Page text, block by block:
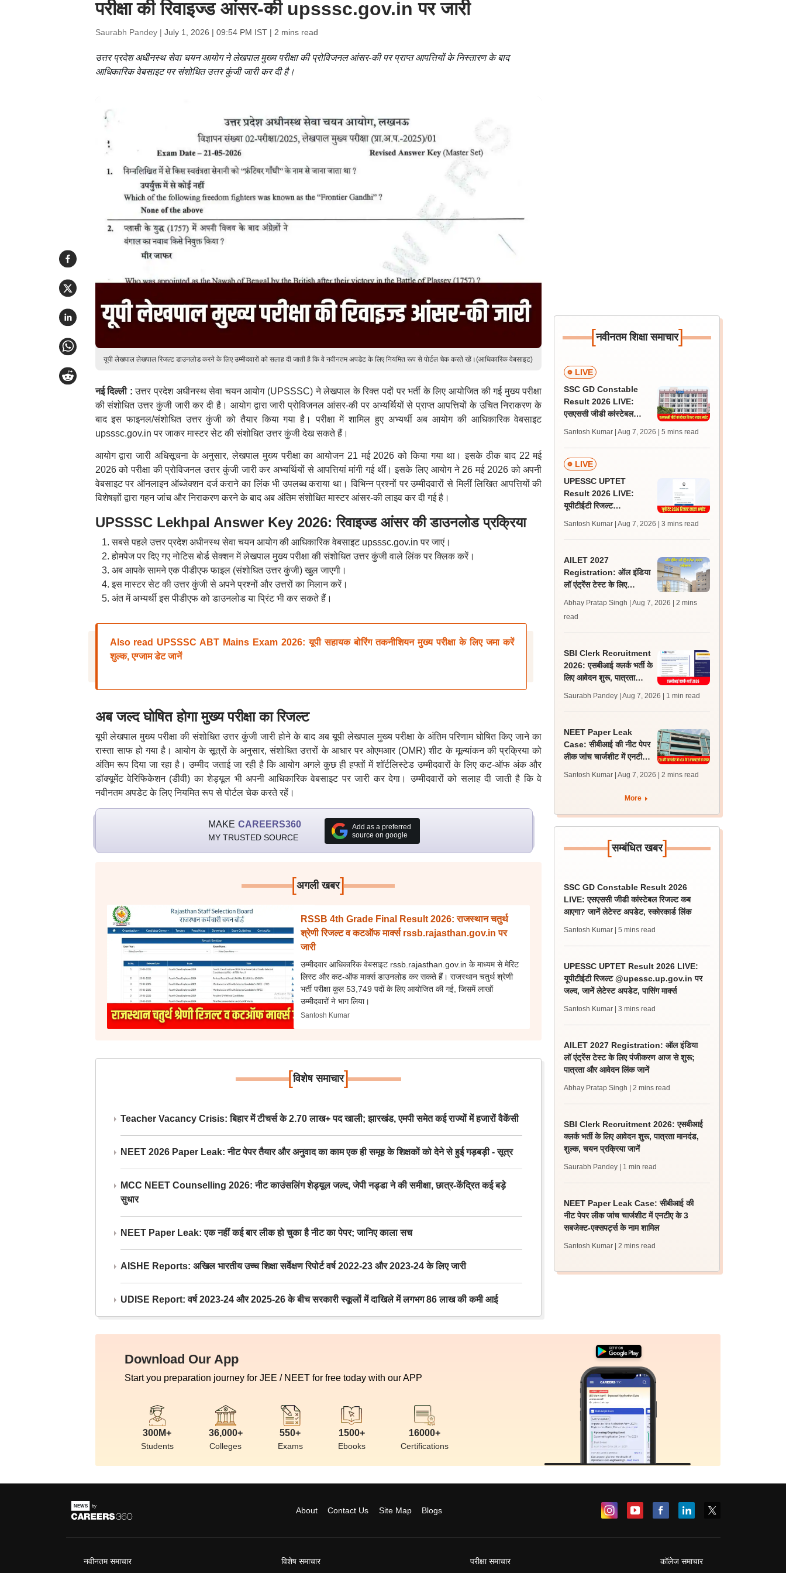
परीक्षा की रिवाइज्ड आंसर-की upsssc.gov.in पर जारी
Saurabh Pandey | July 1, 2026 | 09:54 PM IST| 2 mins read
उत्तर प्रदेश अधीनस्थ सेवा चयन आयोग ने लेखपाल मुख्य परीक्षा की प्रोविजनल आंसर-की पर प्राप्त आपत्तियों के निस्तारण के बाद
आधिकारिक वेबसाइट पर संशोधित उत्तर कुंजी जारी कर दी है।
यूपी लेखपाल लेखपाल रिजल्ट डाउनलोड करने के लिए उम्मीदवारों को सलाह दी जाती है कि वे नवीनतम अपडेट के लिए नियमित रूप से पोर्टल चेक करते रहें।(आधिकारिक वेबसाइट)
नई दिल्ली :उत्तर प्रदेश अधीनस्थ सेवा चयन आयोग (UPSSSC) ने लेखपाल के रिक्त पदों पर भर्ती के लिए आयोजित की गई मुख्य परीक्षा
की संशोधित उत्तर कुंजी जारी कर दी है। आयोग द्वारा जारी प्रोविजनल आंसर-की पर अभ्यर्थियों से प्राप्त आपत्तियों के उचित निराकरण के
बाद इस फाइनल/संशोधित उत्तर कुंजी को तैयार किया गया है। परीक्षा में शामिल हुए अभ्यर्थी अब आयोग की आधिकारिक वेबसाइट
upsssc.gov.in पर जाकर मास्टर सेट की संशोधित उत्तर कुंजी देख सकते हैं।
आयोग द्वारा जारी अधिसूचना के अनुसार, लेखपाल मुख्य परीक्षा का आयोजन 21 मई 2026 को किया गया था। इसके ठीक बाद 22 मई
2026 को परीक्षा की प्रोविजनल उत्तर कुंजी जारी कर अभ्यर्थियों से आपत्तियां मांगी गई थीं। इसके लिए आयोग ने 26 मई 2026 को अपनी
वेबसाइट पर ऑनलाइन ऑब्जेक्शन दर्ज कराने का लिंक भी उपलब्ध कराया था। विभिन्न प्रश्नों पर उम्मीदवारों से मिलीं लिखित आपत्तियों की
विशेषज्ञों द्वारा गहन जांच और निराकरण करने के बाद अब अंतिम संशोधित मास्टर आंसर-की लाइव कर दी गई है।
UPSSSC Lekhpal Answer Key 2026: रिवाइज्ड आंसर की डाउनलोड प्रक्रिया
सबसे पहले उत्तर प्रदेश अधीनस्थ सेवा चयन आयोग की आधिकारिक वेबसाइट upsssc.gov.in पर जाएं।
होमपेज पर दिए गए नोटिस बोर्ड सेक्शन में लेखपाल मुख्य परीक्षा की संशोधित उत्तर कुंजी वाले लिंक पर क्लिक करें।
अब आपके सामने एक पीडीएफ फाइल (संशोधित उत्तर कुंजी) खुल जाएगी।
इस मास्टर सेट की उत्तर कुंजी से अपने प्रश्नों और उत्तरों का मिलान करें।
अंत में अभ्यर्थी इस पीडीएफ को डाउनलोड या प्रिंट भी कर सकते हैं।
Also read UPSSSC ABT Mains Exam 2026: यूपी सहायक बोरिंग तकनीशियन मुख्य परीक्षा के लिए जमा करें
शुल्क, एग्जाम डेट जानें
अब जल्द घोषित होगा मुख्य परीक्षा का रिजल्ट
यूपी लेखपाल मुख्य परीक्षा की संशोधित उत्तर कुंजी जारी होने के बाद अब यूपी लेखपाल मुख्य परीक्षा के अंतिम परिणाम घोषित किए जाने का
रास्ता साफ हो गया है। आयोग के सूत्रों के अनुसार, संशोधित उत्तरों के आधार पर ओएमआर (OMR) शीट के मूल्यांकन की प्रक्रिया को
अंतिम रूप दिया जा रहा है। उम्मीद जताई जा रही है कि आयोग अगले कुछ ही हफ्तों में शॉर्टलिस्टेड उम्मीदवारों के लिए कट-ऑफ अंक और
डॉक्यूमेंट वेरिफिकेशन (डीवी) का शेड्यूल भी अपनी आधिकारिक वेबसाइट पर जारी कर देगा। उम्मीदवारों को सलाह दी जाती है कि वे
नवीनतम अपडेट के लिए नियमित रूप से पोर्टल चेक करते रहें।
MAKE CAREERS360
MY TRUSTED SOURCE
Add as a preferred
source on google
[अगली खबर]
RSSB 4th Grade Final Result 2026: राजस्थान चतुर्थ
श्रेणी रिजल्ट व कटऑफ मार्क्स rssb.rajasthan.gov.in पर
जारी
उम्मीदवार आधिकारिक वेबसाइट rssb.rajasthan.gov.in के माध्यम से मेरिट
लिस्ट और कट-ऑफ मार्क्स डाउनलोड कर सकते हैं। राजस्थान चतुर्थ श्रेणी
भर्ती परीक्षा कुल 53,749 पदों के लिए आयोजित की गई, जिसमें लाखों
उम्मीदवारों ने भाग लिया।
Santosh Kumar
[विशेष समाचार]
Teacher Vacancy Crisis: बिहार में टीचर्स के 2.70 लाख+ पद खाली; झारखंड, एमपी समेत कई राज्यों में हजारों वैकेंसी
NEET 2026 Paper Leak: नीट पेपर तैयार और अनुवाद का काम एक ही समूह के शिक्षकों को देने से हुई गड़बड़ी - सूत्र
MCC NEET Counselling 2026: नीट काउंसलिंग शेड्यूल जल्द, जेपी नड्डा ने की समीक्षा, छात्र-केंद्रित कई बड़े
सुधार
NEET Paper Leak: एक नहीं कई बार लीक हो चुका है नीट का पेपर; जानिए काला सच
AISHE Reports: अखिल भारतीय उच्च शिक्षा सर्वेक्षण रिपोर्ट वर्ष 2022-23 और 2023-24 के लिए जारी
UDISE Report: वर्ष 2023-24 और 2025-26 के बीच सरकारी स्कूलों में दाखिले में लगभग 86 लाख की कमी आई
[नवीनतम शिक्षा समाचार]
LIVE
SSC GD Constable
Result 2026 LIVE:
एसएससी जीडी कांस्टेबल
लेटेस्ट अपडेट, स्कोरकार्ड लिंक
Santosh Kumar | Aug 7, 2026 | 5 mins read
LIVE
UPESSC UPTET
Result 2026 LIVE:
यूपीटीईटी रिजल्ट
जल्द, जानें लेटेस्ट अपडेट,
पासिंग मार्क्स
Santosh Kumar | Aug 7, 2026 | 3 mins read
AILET 2027
Registration: ऑल इंडिया
लॉ एंट्रेंस टेस्ट के लिए
और आवेदन लिंक जानें
Abhay Pratap Singh | Aug 7, 2026
| 2 mins
read
SBI Clerk Recruitment
2026: एसबीआई क्लर्क भर्ती के
लिए आवेदन शुरू, पात्रता
Saurabh Pandey | Aug 7, 2026 | 1 min read
NEET Paper Leak
Case: सीबीआई की नीट पेपर
लीक जांच चार्जशीट में एनटीए
Santosh Kumar | Aug 7, 2026 | 2 mins read
More
[सम्बंधित खबर]
SSC GD Constable Result 2026
LIVE: एसएससी जीडी कांस्टेबल रिजल्ट कब
आएगा? जानें लेटेस्ट अपडेट, स्कोरकार्ड लिंक
Santosh Kumar | 5 mins read
UPESSC UPTET Result 2026 LIVE:
यूपीटीईटी रिजल्ट @upessc.up.gov.in पर
जल्द, जानें लेटेस्ट अपडेट, पासिंग मार्क्स
Santosh Kumar | 3 mins read
AILET 2027 Registration: ऑल इंडिया
लॉ एंट्रेंस टेस्ट के लिए पंजीकरण आज से शुरू;
पात्रता और आवेदन लिंक जानें
Abhay Pratap Singh | 2 mins read
SBI Clerk Recruitment 2026: एसबीआई
क्लर्क भर्ती के लिए आवेदन शुरू, पात्रता मानदंड,
शुल्क, चयन प्रक्रिया जानें
Saurabh Pandey | 1 min read
NEET Paper Leak Case: सीबीआई की
नीट पेपर लीक जांच चार्जशीट में एनटीए के 3
सबजेक्ट-एक्सपर्ट्स के नाम शामिल
Santosh Kumar | 2 mins read
Download Our App
Start you preparation journey for JEE / NEET for free today with our APP
300M+
Students
36,000+
Colleges
550+
Exams
1500+
Ebooks
16000+
Certifications
About Contact Us Site Map Blogs
नवीनतम समाचार विशेष समाचार परीक्षा समाचार कॉलेज समाचार